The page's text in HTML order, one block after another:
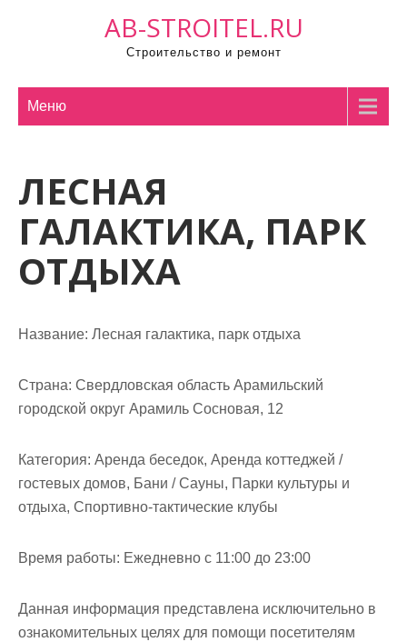
AB-STROITEL.RU
Строительство и ремонт
Меню
ЛЕСНАЯ
ГАЛАКТИКА, ПАРК
ОТДЫХА
Название: Лесная галактика, парк отдыха
Страна: Свердловская область Арамильский
городской округ Арамиль Сосновая, 12
Категория: Аренда беседок, Аренда коттеджей /
гостевых домов, Бани / Сауны, Парки культуры и
отдыха, Спортивно-тактические клубы
Время работы: Ежедневно с 11:00 до 23:00
Данная информация представлена исключительно в
ознакомительных целях для помощи посетителям